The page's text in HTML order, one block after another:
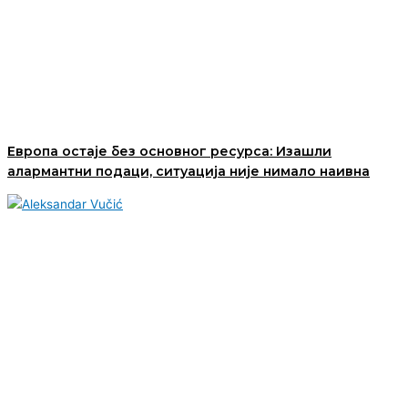
Европа остаје без основног ресурса: Изашли
алармантни подаци, ситуација није нимало наивна